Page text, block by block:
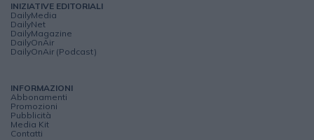
INIZIATIVE EDITORIALI
DailyMedia
DailyNet
DailyMagazine
DailyOnAir
DailyOnAir (Podcast)
INFORMAZIONI
Abbonamenti
Promozioni
Pubblicità
Media Kit
Contatti